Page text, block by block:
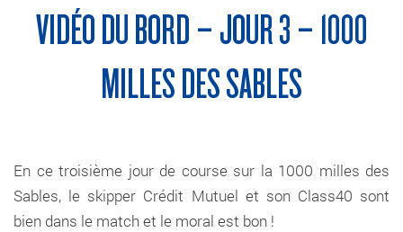
VIDÉO DU BORD – JOUR 3 – 1000
MILLES DES SABLES
En ce troisième jour de course sur la 1000 milles des
Sables, le skipper Crédit Mutuel et son Class40 sont
bien dans le match et le moral est bon !